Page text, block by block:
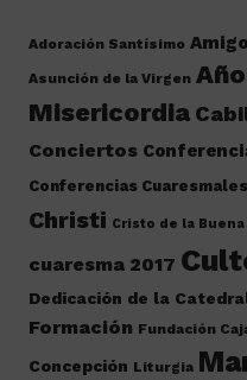
Adoración Santísimo
Asunción de la Virgen
Misericordia
Conciertos
Conferencias Cuaresmales
Christi Cristo de la
cuaresma 2017
Dedicación de la
Formación Fundación
Concepción Liturgia